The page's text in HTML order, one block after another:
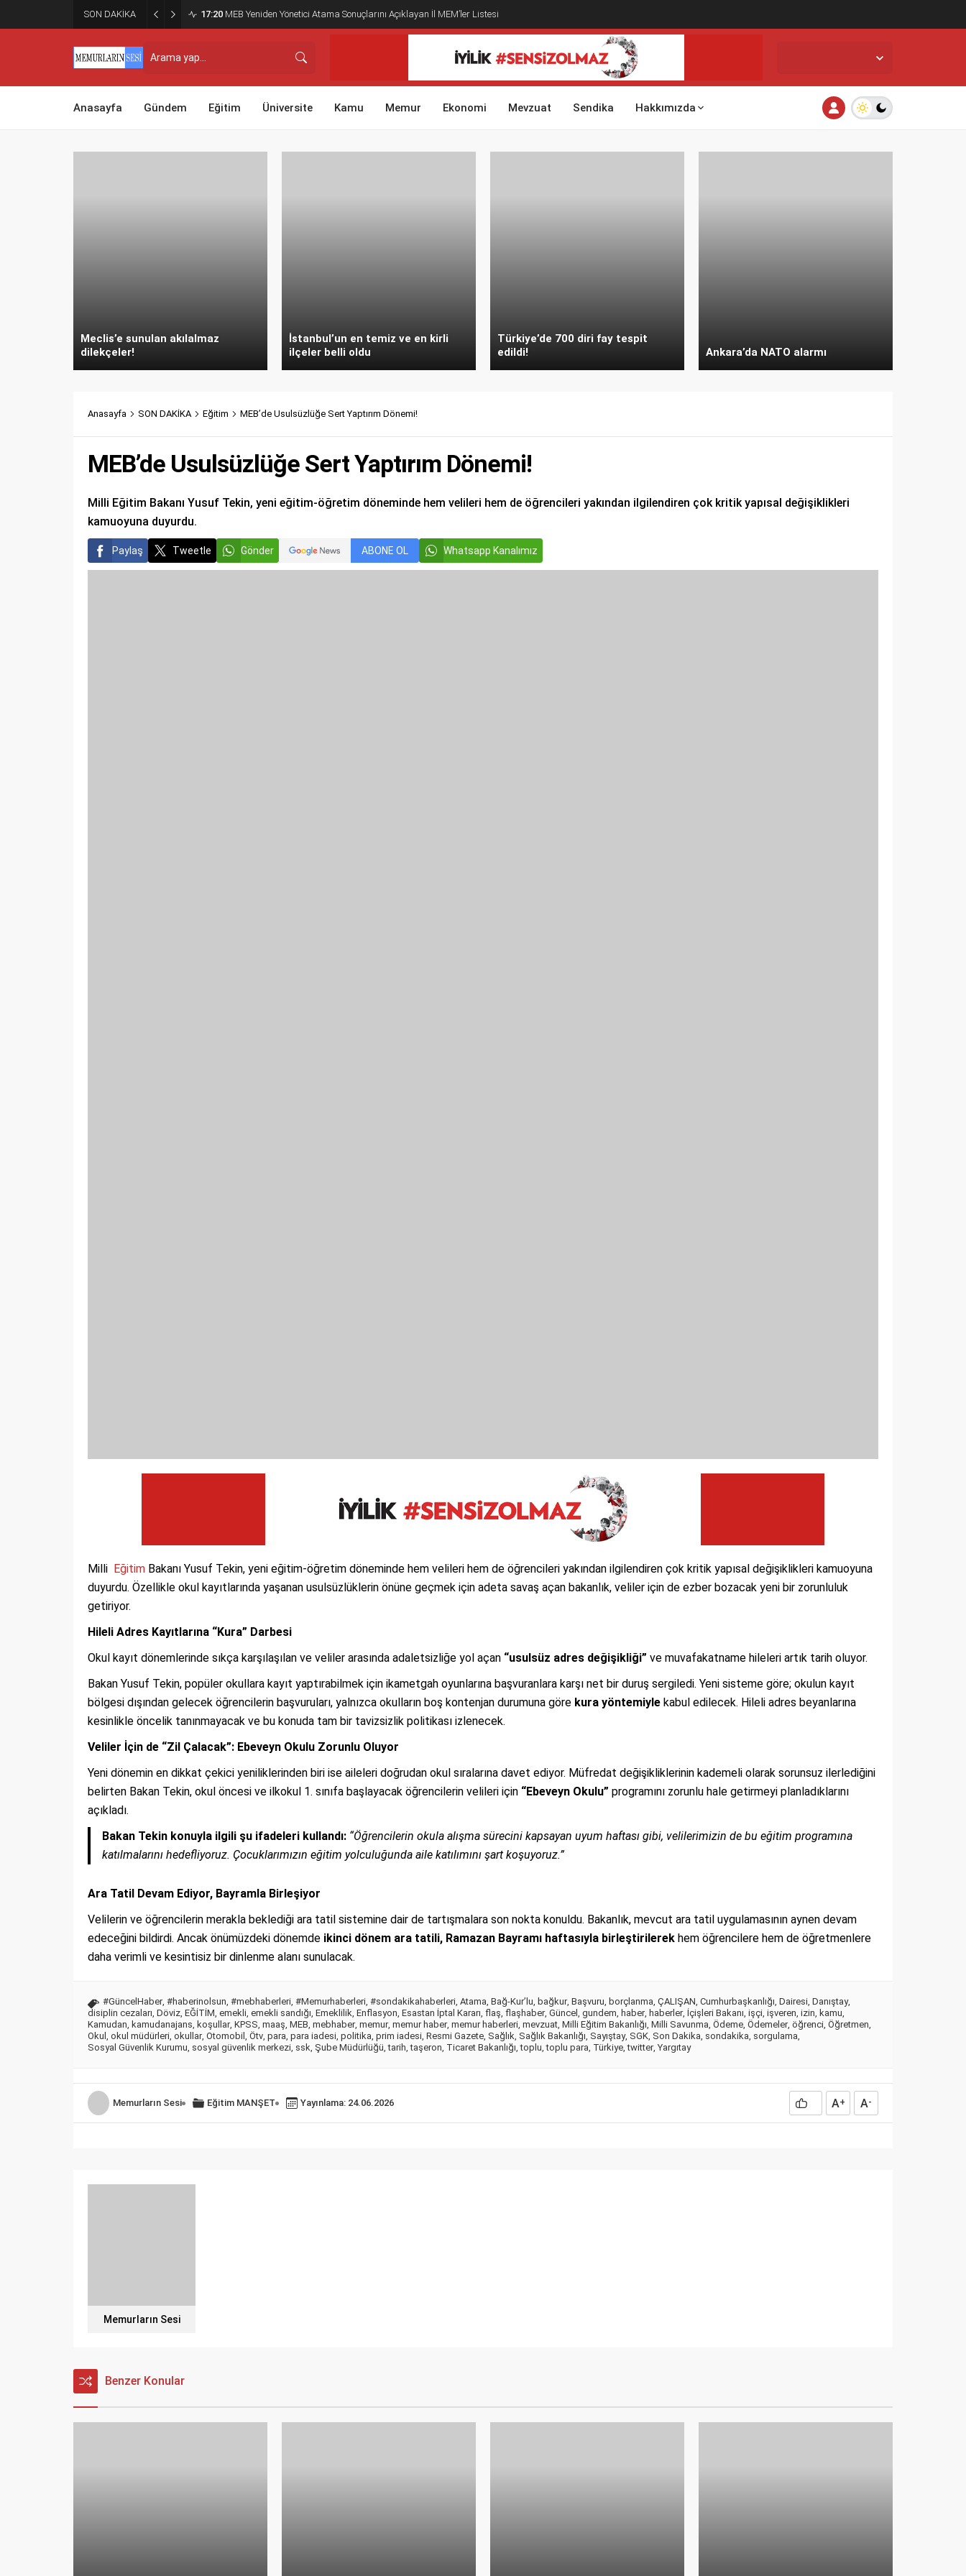
SON DAKİKA 17:20 MEB Yeniden Yönetici Atama Sonuçlarını Açıklayan İl MEM’ler Listesi
Anasayfa Gündem Eğitim Üniversite Kamu Memur Ekonomi Mevzuat Sendika Hakkımızda
Meclis’e sunulan akılalmaz
dilekçeler!
İstanbul’un en temiz ve en kirli
ilçeler belli oldu
Türkiye’de 700 diri fay tespit
edildi!
Ankara’da NATO alarmı
Anasayfa SON DAKİKA Eğitim MEB’de Usulsüzlüğe Sert Yaptırım Dönemi!
MEB’de Usulsüzlüğe Sert Yaptırım Dönemi!
Milli Eğitim Bakanı Yusuf Tekin, yeni eğitim-öğretim döneminde hem velileri hem de öğrencileri yakından ilgilendiren çok kritik yapısal değişiklikleri
kamuoyuna duyurdu.
Paylaş Tweetle Gönder ABONE OL Whatsapp Kanalımız
Milli Eğitim Bakanı Yusuf Tekin, yeni eğitim-öğretim döneminde hem velileri hem de öğrencileri yakından ilgilendiren çok kritik yapısal değişiklikleri kamuoyuna
duyurdu. Özellikle okul kayıtlarında yaşanan usulsüzlüklerin önüne geçmek için adeta savaş açan bakanlık, veliler için de ezber bozacak yeni bir zorunluluk
getiriyor.
Hileli Adres Kayıtlarına “Kura” Darbesi
Okul kayıt dönemlerinde sıkça karşılaşılan ve veliler arasında adaletsizliğe yol açan “usulsüz adres değişikliği” ve muvafakatname hileleri artık tarih oluyor.
Bakan Yusuf Tekin, popüler okullara kayıt yaptırabilmek için ikametgah oyunlarına başvuranlara karşı net bir duruş sergiledi. Yeni sisteme göre; okulun kayıt
bölgesi dışından gelecek öğrencilerin başvuruları, yalnızca okulların boş kontenjan durumuna göre kura yöntemiyle kabul edilecek. Hileli adres beyanlarına
kesinlikle öncelik tanınmayacak ve bu konuda tam bir tavizsizlik politikası izlenecek.
Veliler İçin de “Zil Çalacak”: Ebeveyn Okulu Zorunlu Oluyor
Yeni dönemin en dikkat çekici yeniliklerinden biri ise aileleri doğrudan okul sıralarına davet ediyor. Müfredat değişikliklerinin kademeli olarak sorunsuz ilerlediğini
belirten Bakan Tekin, okul öncesi ve ilkokul 1. sınıfa başlayacak öğrencilerin velileri için “Ebeveyn Okulu” programını zorunlu hale getirmeyi planladıklarını
açıkladı.
Bakan Tekin konuyla ilgili şu ifadeleri kullandı: “Öğrencilerin okula alışma sürecini kapsayan uyum haftası gibi, velilerimizin de bu eğitim programına
katılmalarını hedefliyoruz. Çocuklarımızın eğitim yolculuğunda aile katılımını şart koşuyoruz.”
Ara Tatil Devam Ediyor, Bayramla Birleşiyor
Velilerin ve öğrencilerin merakla beklediği ara tatil sistemine dair de tartışmalara son nokta konuldu. Bakanlık, mevcut ara tatil uygulamasının aynen devam
edeceğini bildirdi. Ancak önümüzdeki dönemde ikinci dönem ara tatili, Ramazan Bayramı haftasıyla birleştirilerek hem öğrencilere hem de öğretmenlere
daha verimli ve kesintisiz bir dinlenme alanı sunulacak.
#GüncelHaber, #haberinolsun, #mebhaberleri, #Memurhaberleri, #sondakikahaberleri, Atama, Bağ-Kur’lu, bağkur, Başvuru, borçlanma, ÇALIŞAN, Cumhurbaşkanlığı, Dairesi, Danıştay,
disiplin cezaları, Döviz, EĞİTİM, emekli, emekli sandığı, Emeklilik, Enflasyon, Esastan İptal Kararı, flaş, flaşhaber, Güncel , gundem, haber, haberler, İçişleri Bakanı, işçi, işveren, izin, kamu,
Kamudan, kamudanajans, koşullar, KPSS, maaş, MEB, mebhaber, memur, memur haber, memur haberleri, mevzuat, Milli Eğitim Bakanlığı, Milli Savunma, Ödeme, Ödemeler, öğrenci, Öğretmen,
Okul , okul müdürleri, okullar, Otomobil , Ötv, para, para iadesi, politika, prim iadesi, Resmi Gazete, Sağlık, Sağlık Bakanlığı, Sayıştay, SGK, Son Dakika, sondakika, sorgulama,
Sosyal Güvenlik Kurumu, sosyal güvenlik merkezi, ssk, Şube Müdürlüğü,tarih,taşeron, Ticaret Bakanlığı,toplu,toplu para, Türkiye,twitter, Yargıtay
Memurların Sesi Eğitim MANŞET Yayınlama: 24.06.2026 A+ A-
Memurların Sesi
Benzer Konular